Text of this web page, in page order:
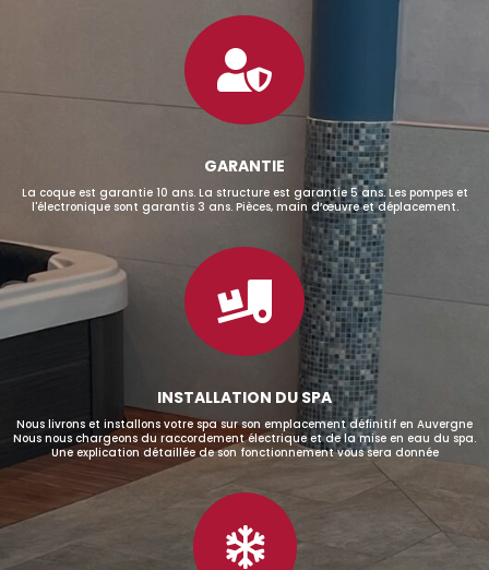

GARANTIE
La coque est garantie 10 ans. La structure est garantie 5 ans. Les pompes et
l'électronique sont garantis 3 ans. Pièces, main d’œuvre et déplacement.

INSTALLATION DU SPA
Nous livrons et installons votre spa sur son emplacement définitif en Auvergne
Nous nous chargeons du raccordement électrique et de la mise en eau du spa.
Une explication détaillée de son fonctionnement vous sera donnée
